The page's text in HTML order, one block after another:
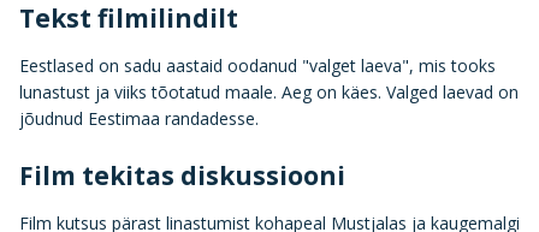
Tekst filmilindilt
Eestlased on sadu aastaid oodanud "valget laeva", mis tooks
lunastust ja viiks tõotatud maale. Aeg on käes. Valged laevad on
jõudnud Eestimaa randadesse.
Film tekitas diskussiooni
Film kutsus pärast linastumist kohapeal Mustjalas ja kaugemalgi